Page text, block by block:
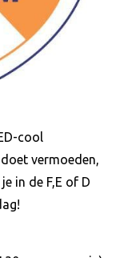
cool
vermoeden,
in de F,E of D